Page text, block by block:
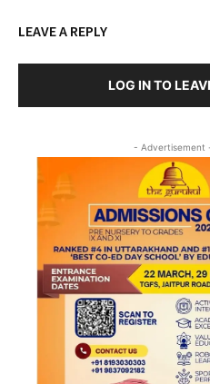
LEAVE A REPLY
LOG IN TO
- Advertisement